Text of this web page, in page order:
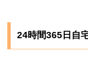
24時間365日自